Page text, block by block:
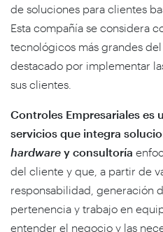
de soluciones para clientes
Esta compañía se considera
tecnológicos más grandes
destacado por implementar
sus clientes.
Controles Empresariales es
servicios que integra
hardware y consultoría
del cliente y que, a partir de
responsabilidad, generación
pertenencia y trabajo en
entender el negocio y las